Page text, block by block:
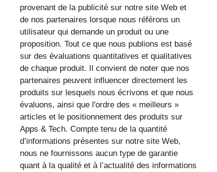
provenant de la publicité sur notre site Web et
de nos partenaires lorsque nous référons un
utilisateur qui demande un produit ou une
proposition. Tout ce que nous publions est basé
sur des évaluations quantitatives et qualitatives
de chaque produit. Il convient de noter que nos
partenaires peuvent influencer directement les
produits sur lesquels nous écrivons et que nous
évaluons, ainsi que l'ordre des « meilleurs »
articles et le positionnement des produits sur
Apps & Tech. Compte tenu de la quantité
d’informations présentes sur notre site Web,
nous ne fournissons aucun type de garantie
quant à la qualité et à l’actualité des informations